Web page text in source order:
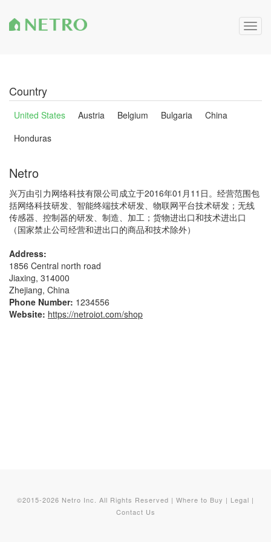
Country
United States Austria Belgium Bulgaria
China
Honduras
Netro
兴万由引力网络科技有限公司成立于2016年01月11日。经营范围包
括网络科技研发、智能终端技术研发、物联网平台技术研发；无线
传感器、控制器的研发、制造、加工；货物进出口和技术进出口
（国家禁止公司经营和进出口的商品和技术除外）
Address:
1856 Central north road
Jiaxing, 314000
Zhejiang, China
Phone Number: 1234556
Website: https://netroiot.com/shop
©2015-2026 Netro Inc. All Rights Reserved | Where to Buy | Legal |
Contact Us